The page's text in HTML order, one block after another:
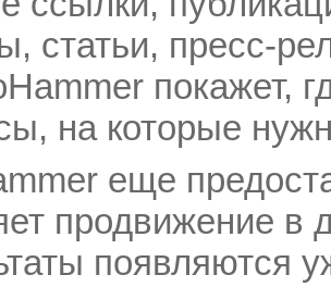
статьи, пресс-
покажет,
на которые
еще
продвижение в
появляются